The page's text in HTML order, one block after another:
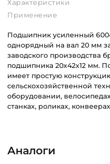
Характеристики
Применение
Подшипник усиленный
однорядный на вал 20 мм
заводского производства
подшипника 20х42х12 мм.
имеет простую
сельскохозяйственной
оборудовании,
станках, роликах,
Наружный диаметр (D):
Категория:
Аналоги